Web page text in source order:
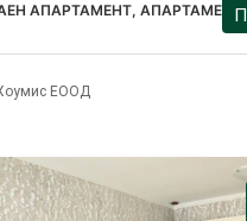
АПАРТАМЕНТ, АПАРТАМЕНТ
ЕООД